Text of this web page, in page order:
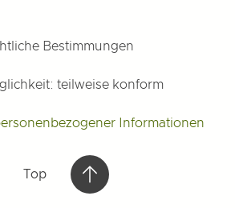
Bestimmungen
teilweise konform
Informationen
Top